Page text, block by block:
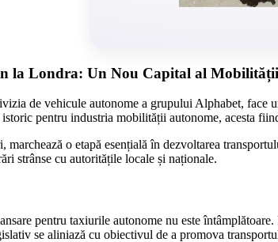
la Londra: Un Nou Capital al
de vehicule autonome a grupului Alphabet, face
pentru industria mobilității autonome, acesta
o etapă esențială în dezvoltarea
strânse cu autoritățile locale și naționale.
pentru taxiurile autonome nu este
se aliniază cu obiectivul de a promova